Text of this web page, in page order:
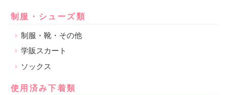
制服・シューズ類
制服・靴・その他
学販スカート
ソックス
使用済み下着類